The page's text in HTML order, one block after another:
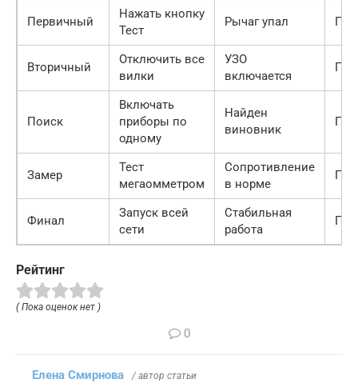
Первичный
Нажать кнопку
Тест
Рычаг упал
Вторичный
Отключить все
вилки
УЗО
включается
Поиск
Включать
приборы по
одному
Найден
виновник
Замер
Тест
мегаомметром
Сопротивление
в норме
Финал
Запуск всей
сети
Стабильная
работа
Рейтинг
( Пока оценок нет )
0
Елена Смирнова / автор статьи